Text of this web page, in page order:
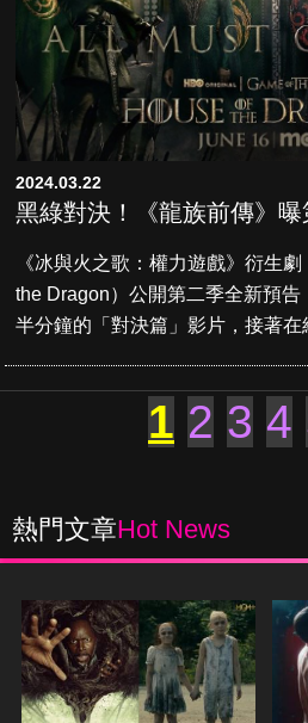
2024.03.22
黑綠對決！《龍族前傳》
《冰與火之歌：權力遊戲》衍生
the Dragon）公開第二季全新預
半分鐘的「對決篇」影片，接著在
1 2 3 4
熱門文章Hot News